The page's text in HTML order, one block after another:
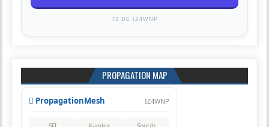
73 DE IZ4WNP
PROPAGATION MAP